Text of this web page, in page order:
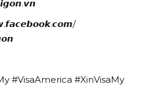
#VisaAmerica #XinVisaMy